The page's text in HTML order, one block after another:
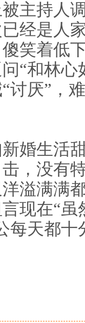
主持人
经是人
笑着低
“和林心
讨厌”，
婚生活
，没有
溢满满
现在“
每天都